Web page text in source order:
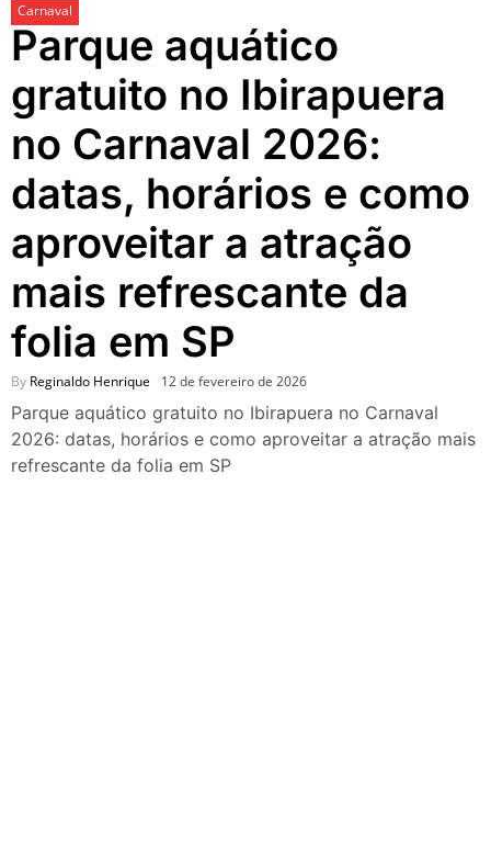
atrações para o Dia dos Pais
O que fazer em São Paulo
passeios imperdíveis nos
dias 8 e 9 de agosto de 2026
100ª Festa da Achiropita
transforma o Bixiga em um
pedaço da Itália durante
agosto de 2026
O que fazer em São Paulo
em agosto de 2026: festas
italianas, eventos,
exposições, parques e
nos dias 25 e 26 de julho:
festas, shows, exposições e
passeios imperdíveis
O que fazer em São Paulo
Carnaval
Parque aquático
gratuito no Ibirapuera
no Carnaval 2026:
datas, horários e como
aproveitar a atração
mais refrescante da
folia em SP
By Reginaldo Henrique 12 de fevereiro de 2026
Parque aquático gratuito no Ibirapuera no Carnaval
2026: datas, horários e como aproveitar a atração mais
refrescante da folia em SP